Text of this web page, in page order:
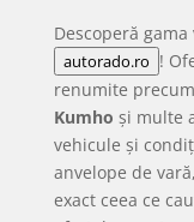
Descoperă
autorado.ro !
renumite precum
Kumho și multe
vehicule și
anvelope de
exact ceea ce